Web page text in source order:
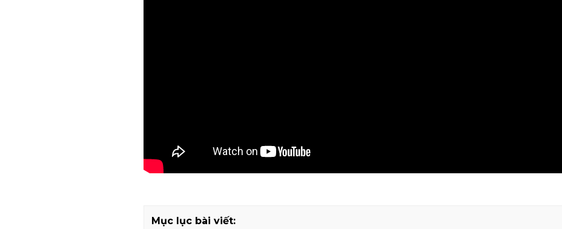
Mục lục bài viết: